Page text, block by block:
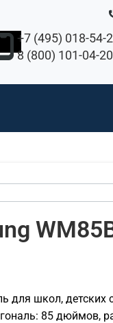
+7 (495) 018-54-
8 (800) 101-04-20
для школ, детских
85 дюймов,